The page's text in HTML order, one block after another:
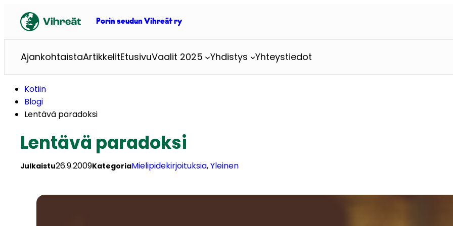
sisältöön
Porin seudun Vihreät ry
AjankohtaistaArtikkelitEtusivuVaalit 2025 Yhdistys Yhteystiedot
Kotiin
Blogi
Lentävä paradoksi
Lentävä paradoksi
Julkaistu26.9.2009KategoriaMielipidekirjoituksia, Yleinen